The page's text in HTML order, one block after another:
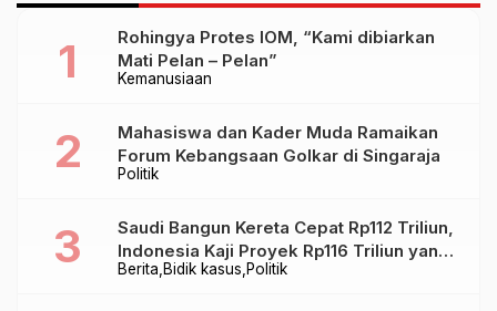
Kemanusiaan
Rohingya Protes IOM, “Kami dibiarkan
Mati Pelan – Pelan”
Politik
Mahasiswa dan Kader Muda Ramaikan
Forum Kebangsaan Golkar di Singaraja
Berita Bidik kasus Politik
Saudi Bangun Kereta Cepat Rp112 Triliun,
Indonesia Kaji Proyek Rp116 Triliun yang
Baru Sampai Bandung